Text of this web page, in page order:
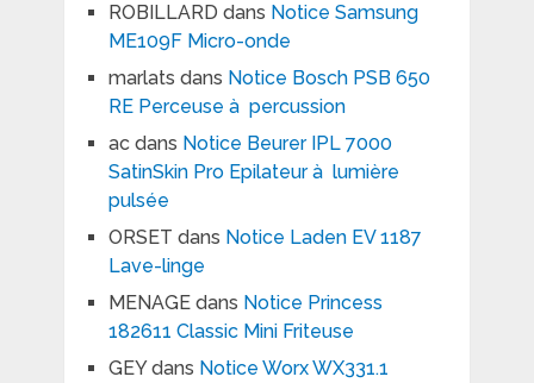
ROBILLARD dans Notice Samsung
ME109F Micro-onde
marlats dans Notice Bosch PSB 650
RE Perceuse à percussion
acdans Notice Beurer IPL 7000
SatinSkin Pro Epilateur à lumière
pulsée
ORSET dans Notice Laden EV 1187
Lave-linge
MENAGEdans Notice Princess
182611 Classic Mini Friteuse
GEYdans Notice Worx WX331.1